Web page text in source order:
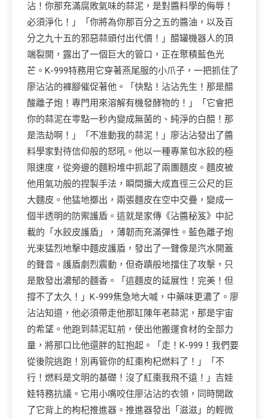
沾！你那充滿腐敗氣味的蒜泥，是對醬料學的侮辱！
必須淨化！」「你將為你那百分之五的醬油，以及百
分之九十五的邪惡蒜頭付出代價！」醋罐機器人的頂
端裂開，露出了一個巨大的管口，正在聚積藍色光
芒。K-999特務用它穿著燕尾服的小爪子，一把抓住了
廖沾沾的褲腳催促著他。「快點！沾沾先生！那是醋
酸離子炮！專門用來溶解有機發酵物的！」「它會把
你的蒜泥在零點一秒內變成無菌的、純淨的白醋！那
是浩劫啊！」「不准動我的蒜泥！」廖沾沾發出了醬
料學家對待信仰般的怒吼。他以一種專業包水餃的極
限速度，從旁邊的麵粉堆中抓起了兩團麵皮。麵皮被
他用氣功般的捏製手法，瞬間擴大成直徑三公尺的巨
大麵皮。他猛地擲出，兩張麵皮在空中交疊，變成一
個半透明的防禦護盾。這就是家傳《沾醬秘笈》中記
載的「水餃皮護盾」，薄韌而充滿彈性。藍色離子炮
光束猛烈地擊中麵皮護盾，發出了一聲像是汽水開蓋
的聲音。護盾劇烈震動，但奇蹟般地擋住了攻擊，只
是散發出濃郁的麵香。「這麵皮的延展性！完美！但
撐不了太久！」K-999焦急地大喊，中藥味更濃了。廖
沾沾知道，他必須帶走他那缸陳年老蒜泥，那是宇宙
的希望。他跑到蒜泥缸前，使出他搬運食材的全部力
量，將那口比他還胖的缸抱起。「走！K-999！我們要
從後院逃跑！別再管你的紅棗枸杞燃料了！」「不
行！燃料是文明的基礎！沒了紅棗我飛不遠！」吉娃
娃特務抗議。它用小嘴咬住廖沾沾的衣領，同時開啟
了它背上的枸杞推進器。推進器發出「滋滋」的輕微